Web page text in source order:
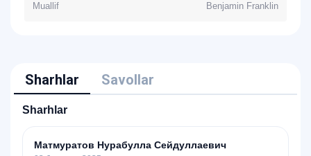
Muallif Benjamin Franklin
Sharhlar Savollar
Sharhlar
Матмуратов Нурабулла Сейдуллаевич